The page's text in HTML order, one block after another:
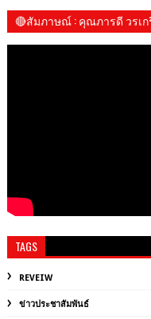
🔴สัมภาษณ์​ : คุณภารดี วรเ
TAGS
REVEIW
ข่าวประชาสัมพันธ์